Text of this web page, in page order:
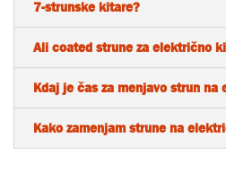
7-strunske kitare?
Ali coated strune za električno
Kdaj je čas za menjavo strun
Kako zamenjam strune na